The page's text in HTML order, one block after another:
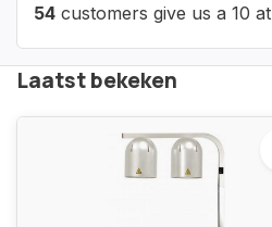
54 customers give us a 10 at
Laatst bekeken